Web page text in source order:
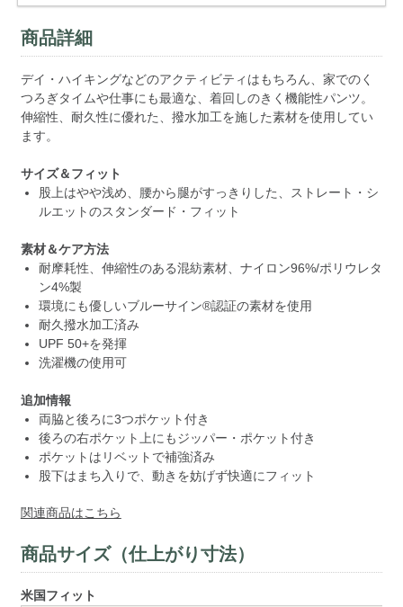
商品詳細
デイ・ハイキングなどのアクティビティはもちろん、家でのく
つろぎタイムや仕事にも最適な、着回しのきく機能性パンツ。
伸縮性、耐久性に優れた、撥水加工を施した素材を使用してい
ます。
サイズ＆フィット
股上はやや浅め、腰から腿がすっきりした、ストレート・シ
ルエットのスタンダード・フィット
素材＆ケア方法
耐摩耗性、伸縮性のある混紡素材、ナイロン96%/ポリウレタ
ン4%製
環境にも優しいブルーサイン®認証の素材を使用
耐久撥水加工済み
UPF 50+を発揮
洗濯機の使用可
追加情報
両脇と後ろに3つポケット付き
後ろの右ポケット上にもジッパー・ポケット付き
ポケットはリベットで補強済み
股下はまち入りで、動きを妨げず快適にフィット
関連商品はこちら
商品サイズ（仕上がり寸法）
米国フィット